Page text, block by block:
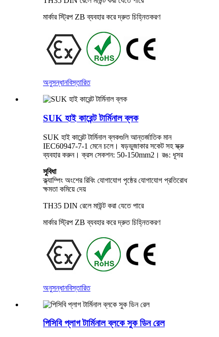
মার্কার স্ট্রিপ ZB ব্যবহার করে দ্রুত চিহ্নিতকরণ
অনুসন্ধানবিস্তারিত
SUK হাই কারেন্ট টার্মিনাল ব্লক
SUK হাই কারেন্ট টার্মিনাল ব্লকগুলি আন্তর্জাতিক মান
IEC60947-7-1 মেনে চলে। ষড়ভুজাকার সকেট সহ স্ক্রু
ব্যবহার করুন। ক্রস সেকশন: 50-150mm2। রঙ: ধূসর
সুবিধা
ক্ল্যাম্পিং অংশের রিবিং যোগাযোগ পৃষ্ঠের যোগাযোগ প্রতিরোধ
ক্ষমতা কমিয়ে দেয়
TH35 DIN রেলে মাউন্ট করা যেতে পারে
মার্কার স্ট্রিপ ZB ব্যবহার করে দ্রুত চিহ্নিতকরণ
অনুসন্ধানবিস্তারিত
পিসিবি প্লাগ টার্মিনাল ব্লকে সুক ডিন রেল